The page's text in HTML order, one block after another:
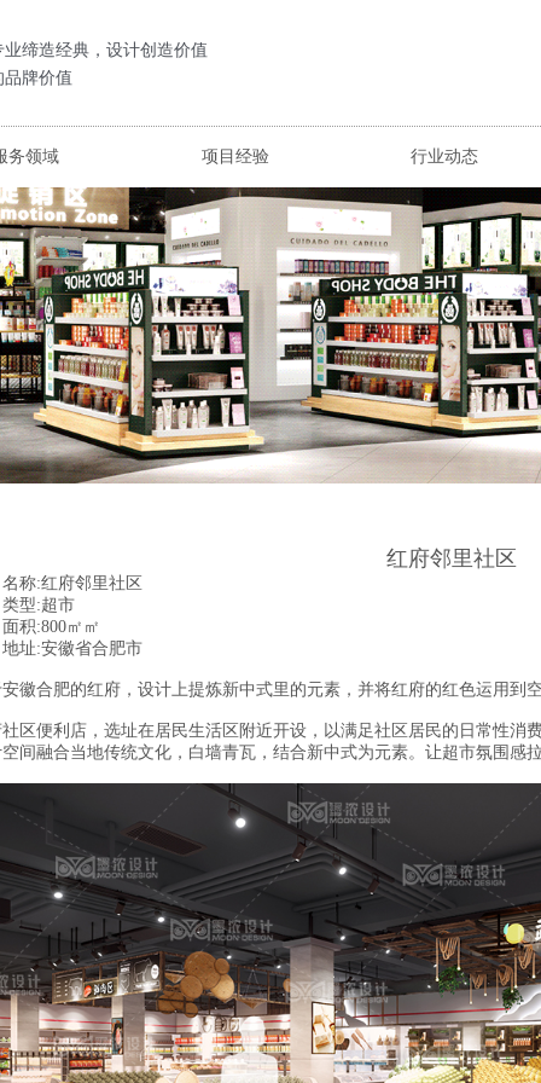
缔造经典，设计创造价值
牌价值
务领域 项目经验 行业动态
红府邻里社区
称:红府邻里社区
型:超市
积:800㎡㎡
址:安徽省合肥市
徽合肥的红府，设计上提炼新中式里的元素，并将红府的红色运用到
区便利店，选址在居民生活区附近开设，以满足社区居民的日常性消
间融合当地传统文化，白墙青瓦，结合新中式为元素。让超市氛围感